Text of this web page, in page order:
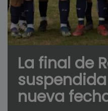
La final de
nueva